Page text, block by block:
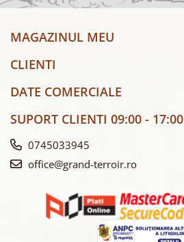
MAGAZINUL MEU
CLIENTI
DATE COMERCIALE
SUPORT CLIENTI 09:00 - 17:00
0745033945
office@grand-terroir.ro